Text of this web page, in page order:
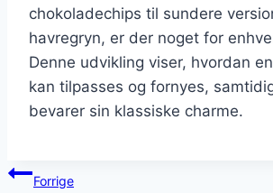
chokoladechips til sundere
havregryn, er der noget for
Denne udvikling viser, hvordan
kan tilpasses og fornyes,
bevarer sin klassiske charme.
Indlægsnavigation
Forrige